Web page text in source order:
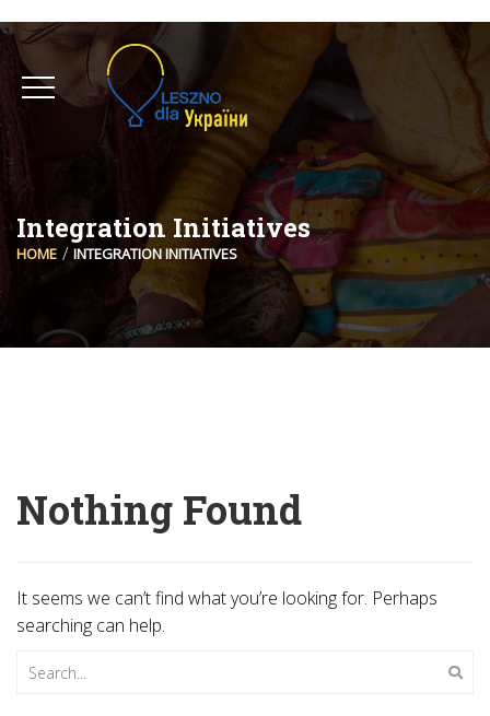
Integration Initiatives
HOME INTEGRATION INITIATIVES
Nothing Found
It seems we can’t find what you’re looking for. Perhaps
searching can help.